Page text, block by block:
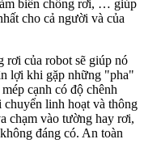
biến chống rơi, … giúp
cho cả người và của
rơi của robot sẽ giúp nó
lợi khi gặp những "pha"
cạnh có độ chênh
chuyển linh hoạt và thông
chạm vào tường hay rơi,
đáng có. An toàn